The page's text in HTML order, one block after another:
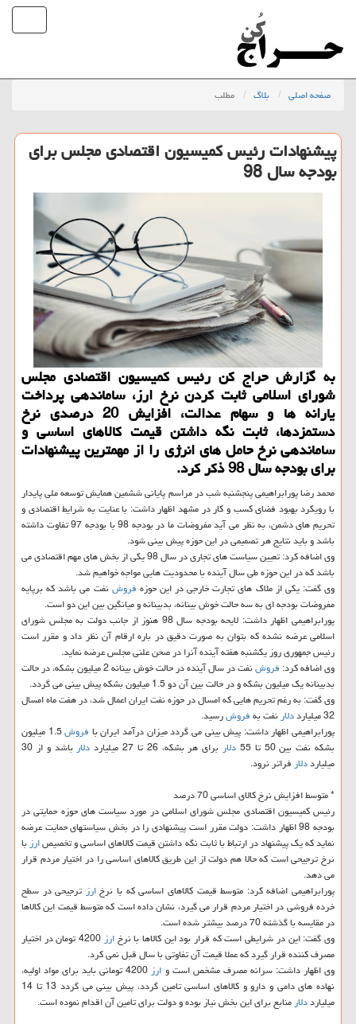
صفحه اصلی بلاگ مطلب
پیشنهادات رئیس كمیسیون اقتصادی مجلس برای
بودجه سال 98
به گزارش حراج كن رئیس كمیسیون اقتصادی مجلس
شورای اسلامی ثابت كردن نرخ ارز، ساماندهی پرداخت
یارانه ها و سهام عدالت، افزایش 20 درصدی نرخ
دستمزدها، ثابت نگه داشتن قیمت كالاهای اساسی و
ساماندهی نرخ حامل های انرژی را از مهمترین پیشنهادات
برای بودجه سال 98 ذكر كرد.
محمد رضا پورابراهیمی پنجشنبه شب در مراسم پایانی ششمین همایش توسعه ملی پایدار
با رویكرد بهبود فضای كسب و كار در مشهد اظهار داشت: با عنایت به شرایط اقتصادی و
تحریم های دشمن، به نظر می آید مفروضات ما در بودجه 98 با بودجه 97 تفاوت داشته
باشد و باید نتایج هر تصمیمی در این حوزه پیش بینی شود.
وی اضافه كرد: تعیین سیاست های تجاری در سال 98 یكی از بخش های مهم اقتصادی می
باشد كه در این حوزه طی سال آینده با محدودیت هایی مواجه خواهیم شد.
وی گفت: یكی از ملاك های تجارت خارجی در این حوزه فروشنفت می باشد كه برپایه
مفروضات بودجه ای به سه حالت خوش بینانه، بدبینانه و میانگین بین این دو است.
پورابراهیمی اظهار داشت: لایحه بودجه سال 98 هنوز از جانب دولت به مجلس شورای
اسلامی عرضه نشده كه بتوان به صورت دقیق در باره ارقام آن نظر داد و مقرر است
رئیس جمهوری روز یكشنبه هفته آینده آنرا در صحن علنی مجلس عرضه نماید.
وی اضافه كرد: فروش
نفت در سال آینده در حالت خوش بینانه 2 میلیون بشكه، در حالت
بدبینانه یك میلیون بشكه و در حالت بین آن دو 1.5 میلیون بشكه پیش بینی می گردد.
وی گفت: به رغم تحریم هایی كه امسال در حوزه نفت ایران اعمال شد، در هفت ماه امسال
32 میلیارد
دلارنفت بهفروشرسید.
پورابراهیمی اظهار داشت: پیش بینی می گردد میزان درآمد ایران با فروش
1.5 میلیون
بشكه نفت بین 50 تا 55
دلاربرای هر بشكه، 26 تا 27 میلیارد دلار
باشد و از 30
میلیارددلارفراتر نرود.
* متوسط افزایش نرخ كالای اساسی 70 درصد
رئیس كمیسیون اقتصادی مجلس شورای اسلامی در مورد سیاست های حوزه حمایتی در
بودجه 98 اظهار داشت: دولت مقرر است پیشنهادی را در بخش سیاستهای حمایت عرضه
نماید كه یك پیشنهاد در ارتباط با ثابت نگه داشتن قیمت كالاهای اساسی و تخصیصارزبا
نرخ ترجیحی است كه حالا هم دولت از این طریق كالاهای اساسی را در اختیار مردم قرار
می دهد.
پورابراهیمی اضافه كرد: متوسط قیمت كالاهای اساسی كه با نرخارزترجیحی در سطح
خرده فروشی در اختیار مردم قرار می گیرد، نشان داده است كه متوسط قیمت این كالاها
در مقایسه با گذشته 70 درصد بیشتر شده است.
وی گفت: این در شرایطی است كه قرار بود این كالاها با نرخارز
4200 تومان در اختیار
مصرف كننده قرار گیرد كه عملا قیمت آن تفاوتی با سال قبل نمی كرد.
وی اظهار داشت: سرانه مصرف مشخص است و ارز
4200 تومانی باید برای مواد اولیه،
نهاده های دامی و دارو و كالاهای اساسی تامین گردد، پیش بینی می گردد 13 تا 14
میلیارددلارمنابع برای این بخش نیاز بوده و دولت برای تامین آن اقدام نموده است.